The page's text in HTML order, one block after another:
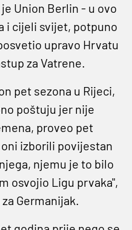
Union Berlin - u ovo
i cijeli svijet, potpuno
upravo Hrvatu
za Vatrene.
pet sezona u Rijeci,
poštuju jer nije
proveo pet
izborili povijestan
njemu je to bilo
osvojio Ligu prvaka",
Germanijak.